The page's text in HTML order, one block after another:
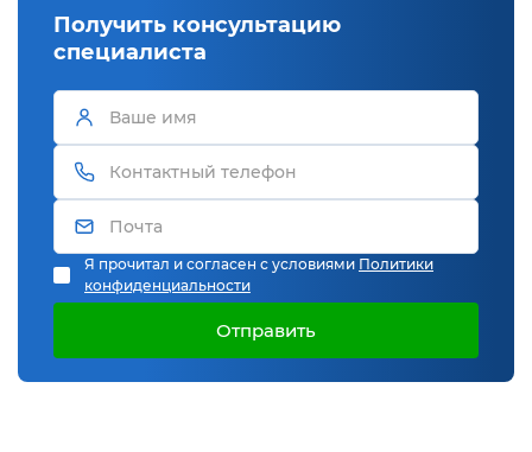
Получить консультацию
специалиста
Я прочитал и согласен с условиями Политики
конфиденциальности
Отправить